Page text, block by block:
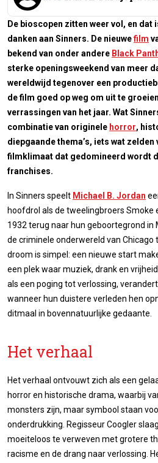
De bioscopen zitten weer vol, en dat
danken aan Sinners. De nieuwefilm
bekend van onder andere Black
sterke openingsweekend van meer
wereldwijd tegenover een
de film goed op weg om uit te
verrassingen van het jaar. Wat
combinatie van originele horror,
diepgaande thema’s, iets wat
filmklimaat dat gedomineerd wordt
franchises.
In Sinners speelt Michael B. Jordan
hoofdrol als de tweelingbroers Smoke
1932 terug naar hun geboortegrond in
de criminele onderwereld van Chicago
droom is simpel: een nieuwe start
een plek waar muziek, drank en
als een poging tot verlossing,
wanneer hun duistere verleden hen
ditmaal in bovennatuurlijke gedaante.
Het verhaal
Het verhaal ontvouwt zich als een
horror en historische drama, waarbij
monsters zijn, maar symbool staan
onderdrukking. Regisseur Coogler
moeiteloos te verweven met grotere
racisme en de drang naar verlossing.